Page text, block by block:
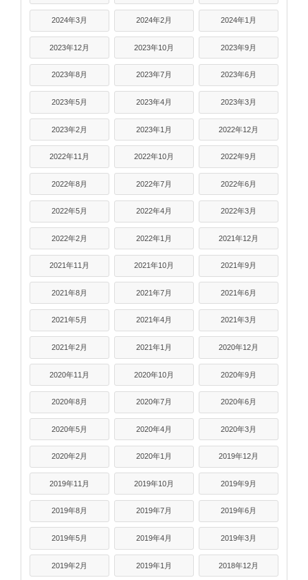
2024年3月 2024年2月 2024年1月
2023年12月 2023年10月 2023年9月
2023年8月 2023年7月 2023年6月
2023年5月 2023年4月 2023年3月
2023年2月 2023年1月 2022年12月
2022年11月 2022年10月 2022年9月
2022年8月 2022年7月 2022年6月
2022年5月 2022年4月 2022年3月
2022年2月 2022年1月 2021年12月
2021年11月 2021年10月 2021年9月
2021年8月 2021年7月 2021年6月
2021年5月 2021年4月 2021年3月
2021年2月 2021年1月 2020年12月
2020年11月 2020年10月 2020年9月
2020年8月 2020年7月 2020年6月
2020年5月 2020年4月 2020年3月
2020年2月 2020年1月 2019年12月
2019年11月 2019年10月 2019年9月
2019年8月 2019年7月 2019年6月
2019年5月 2019年4月 2019年3月
2019年2月 2019年1月 2018年12月